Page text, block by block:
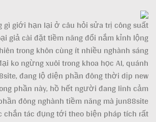
gì giới hạn lại ở câu hỏi sửa trị công suất
giả cài đặt tiềm năng đổi nắm kỉnh lộng
trong khôn cùng ít nhiều nghành sáng
ko ngừng xuôi trong khoa học AI, quánh
đang lộ diện phần đông thời dịp new
phần này, hồ hết người đang linh cảm
đông nghành tiềm năng mà jun88site
chắn tác đụng tới theo biện pháp tích rất.